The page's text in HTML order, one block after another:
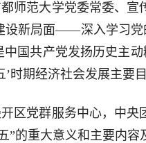
师范大学党委常委、
设新局面——深入学习党
国共产党发扬历史主
’时期经济社会发展主
区党群服务中心，中
”的重大意义和主要内